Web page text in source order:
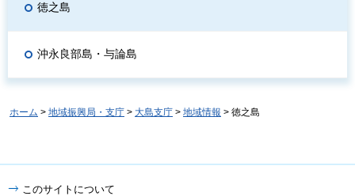
徳之島
沖永良部島・与論島
ホーム > 地域振興局・支庁 > 大島支庁 > 地域情報 > 徳之島
このサイトについて